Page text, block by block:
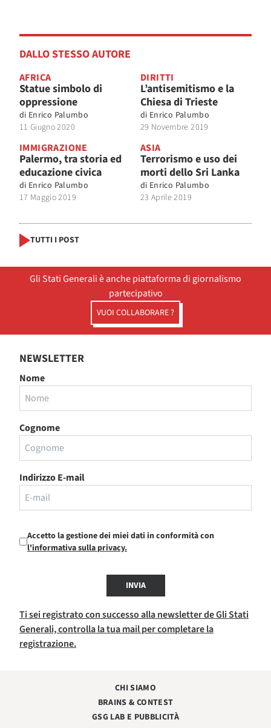
DALLO STESSO AUTORE
AFRICA
Statue simbolo di
oppressione
di Enrico Palumbo
11 Giugno 2020
DIRITTI
L’antisemitismo e la
Chiesa di Trieste
di Enrico Palumbo
29 Novembre 2019
IMMIGRAZIONE
Palermo, tra storia ed
educazione civica
di Enrico Palumbo
17 Maggio 2019
ASIA
Terrorismo e uso dei
morti dello Sri Lanka
di Enrico Palumbo
23 Aprile 2019
TUTTI I POST
Gli Stati Generali è anche piattaforma di giornalismo
partecipativo
VUOI COLLABORARE ?
NEWSLETTER
Nome
Cognome
Indirizzo E-mail
Accetto la gestione dei miei dati in conformità con
l'informativa sulla privacy.
INVIA
Ti sei registrato con successo alla newsletter de Gli Stati
Generali, controlla la tua mail per completare la
registrazione.
CHI SIAMO
BRAINS & CONTEST
GSG LAB E PUBBLICITÀ